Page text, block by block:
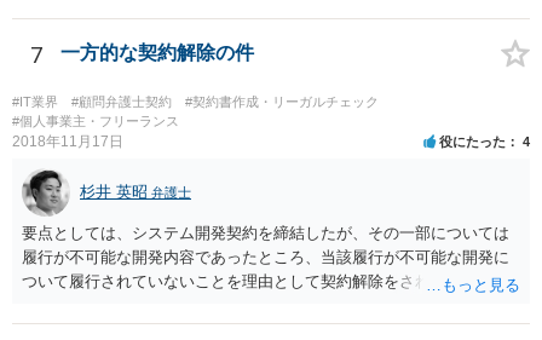
ショットの証拠が縦長や横長に印刷され、文字が間延びしている(読め
ないことはない) →こちらも③と同様であると思います。 以上のとお
り、①～④も訴訟の勝敗に直結するものではないと思われますので、
致命的なミスではないと思います。 もっとも、形式面も仕事の完成物
として当然確認すべきでありますので、今後は気を付けるように弁護
士にお伝えいただいてもよいと思います。
状況です。」 大変悪質ですね。打刻場所のデータと、これまでのタイ
ムカードの虚偽を確認し、突き付けて責任を問題にすることになるで
しょう。 詐欺もありうるでしょうね。 「正しい時間がわからないとい
うタイムカード不正打刻による返還請求はどのようにおこなえばよい
でしょうか？」 想定できる虚偽を前提に、相手と協議して詰めればよ
いかと思います。 確実な記録があれば、それによるのがよいですが、
すべては不可能でしょうので。 相手の言動には早急には返事をせずに
弁護士と相談しながら、対応策を検討する方がよいでしょう。 また、
返還が難しい場合、損害賠償を請求する事はできますでしょうか？ 法
的には可能ですが、立証の問題があります。 協議でも問題にできそう
ですが、調停なども検討できるでしょう。 また、返還請求も損害賠償
請求もせず、「詐欺」として、警察に被害届を出す事は可能でしょう
7 一方的な契約解除の件
#IT業界 #顧問弁護士契約
#契約書作成・リーガルチェック
#個人事業主・フリーランス
2018年11月17日 役にたった 4
杉井 英昭 弁護士
要点としては、システム開発契約を締結したが、その一部については
履行が不可能な開発内容であったところ、当該履行が不可能な開発に
ついて履行されていないことを理由として契約解除をされた。そこ
いうご質問であると理解しました。 まず、「物理的にできない開発で